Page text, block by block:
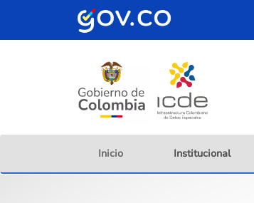
contenido
Inicio Institucional